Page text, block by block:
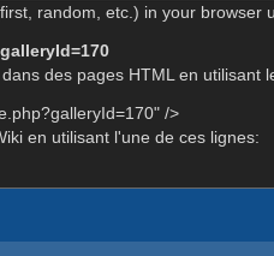
random, etc.) in your browser
des pages HTML en utilisant
/>
en utilisant l'une de ces lignes: